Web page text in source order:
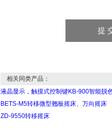
相关同类产品：
液晶显示，触摸式控制键KB-900智能脱
BETS-M5转移微型翘板摇床、万向摇床
ZD-9550转移摇床